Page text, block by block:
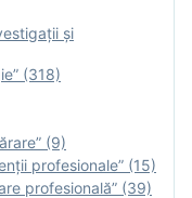
şi
(318)
(9)
profesionale” (15)
profesională” (39)